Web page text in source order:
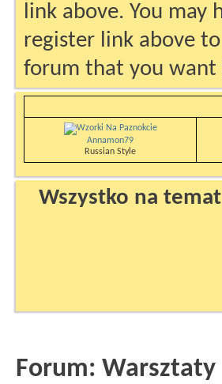
link above. You may
register link above
forum that you
Annamon79
Russian Style
Wszystko na
Forum: Warsztaty